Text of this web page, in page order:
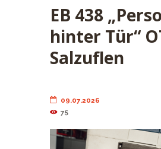
EB 438
hinter Tür“
Salzuflen
09.07.2026
75